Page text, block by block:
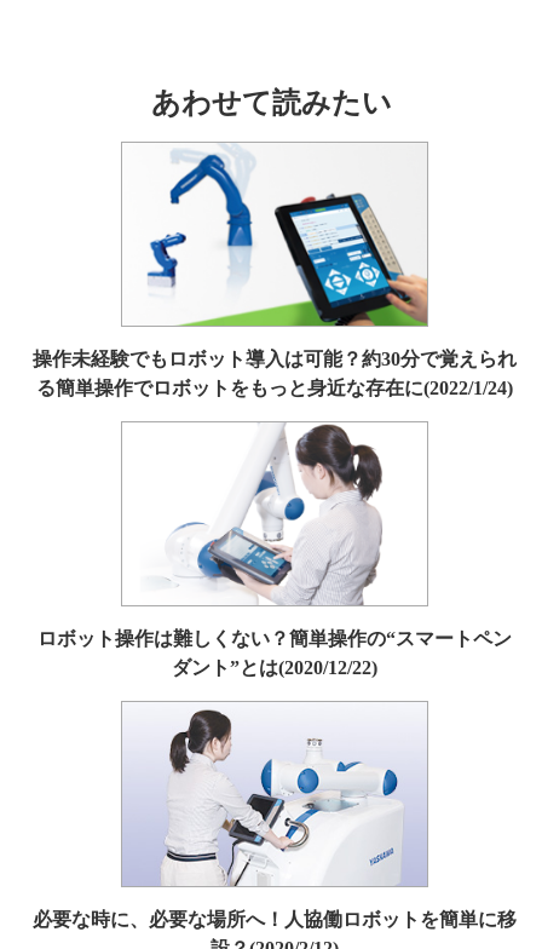
あわせて読みたい
操作未経験でもロボット導入は可能？約30分で覚えられ
る簡単操作でロボットをもっと身近な存在に(2022/1/24)
ロボット操作は難しくない？簡単操作の“スマートペン
ダント”とは(2020/12/22)
必要な時に、必要な場所へ！人協働ロボットを簡単に移